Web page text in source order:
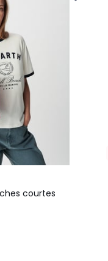
courtes